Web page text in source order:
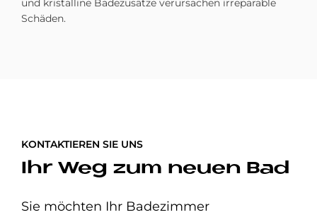
und kristalline Badezusätze verursachen irreparable
Schäden.
KONTAKTIEREN SIE UNS
Ihr Weg zum neuen Bad
Sie möchten Ihr Badezimmer